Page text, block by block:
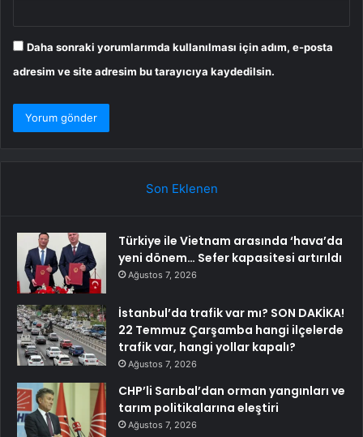
Daha sonraki yorumlarımda kullanılması için adım, e-posta
adresim ve site adresim bu tarayıcıya kaydedilsin.
Son Eklenen
Türkiye ile Vietnam arasında ‘hava’da
yeni dönem… Sefer kapasitesi artırıldı
Ağustos 7, 2026
İstanbul’da trafik var mı? SON DAKİKA!
22 Temmuz Çarşamba hangi ilçelerde
trafik var, hangi yollar kapalı?
Ağustos 7, 2026
CHP’li Sarıbal’dan orman yangınları ve
tarım politikalarına eleştiri
Ağustos 7, 2026